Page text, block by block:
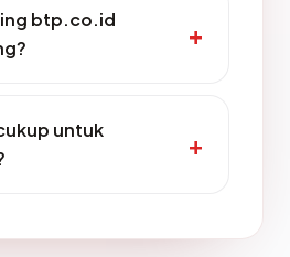
btp.co.id
untuk